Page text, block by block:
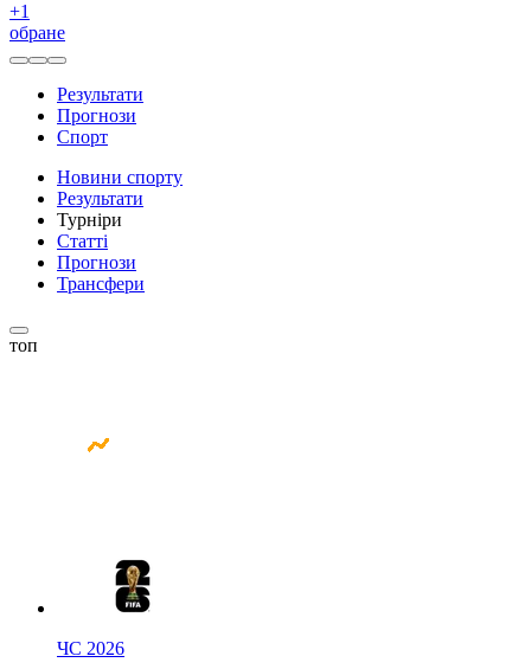
+1
обране
Результати
Прогнози
Спорт
Новини спорту
Результати
Турніри
Статті
Прогнози
Трансфери
топ
ЧС 2026